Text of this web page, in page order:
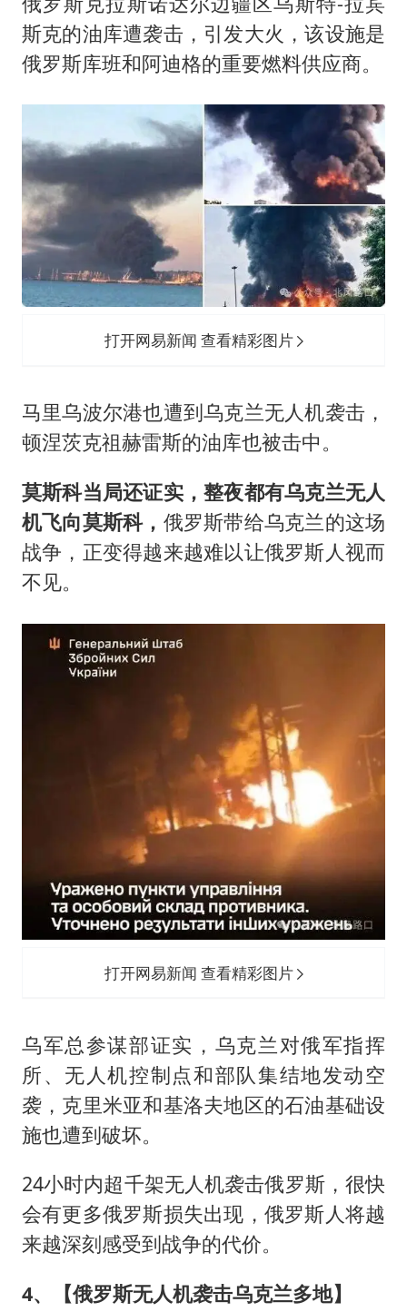
斯克的油库遭袭击，引发大火，该设施是
俄罗斯库班和阿迪格的重要燃料供应商。
打开网易新闻 查看精彩图片
马里乌波尔港也遭到乌克兰无人机袭击，
顿涅茨克祖赫雷斯的油库也被击中。
莫斯科当局还证实，整夜都有乌克兰无人
机飞向莫斯科， 俄罗斯带给乌克兰的这场
战争，正变得越来越难以让俄罗斯人视而
不见。
打开网易新闻 查看精彩图片
乌军总参谋部证实，乌克兰对俄军指挥
所、无人机控制点和部队集结地发动空
袭，克里米亚和基洛夫地区的石油基础设
施也遭到破坏。
24小时内超千架无人机袭击俄罗斯，很快
会有更多俄罗斯损失出现，俄罗斯人将越
来越深刻感受到战争的代价。
4、【俄罗斯无人机袭击乌克兰多地】